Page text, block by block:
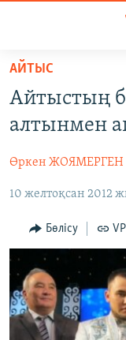
Skip
main
content
to
Navigation
Search
ҚАҢТАР ОҚИҒАСЫ
АДАМ
ӘЛЕУМЕТ
ӘЛЕМ
АРНАЙЫ
Русский
АЙТЫС
Айтыстың
алтынмен
Өркен ЖОЯМЕРГЕН
10 желтоқсан 2012
Бөлісу